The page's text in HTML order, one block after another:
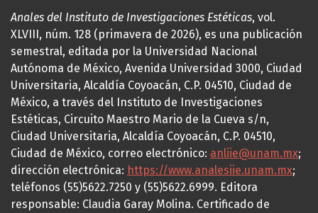
Anales del Instituto de Investigaciones Estéticas, vol.
XLVIII, núm. 128 (primavera de 2026), es una publicación
semestral, editada por la Universidad Nacional
Autónoma de México, Avenida Universidad 3000, Ciudad
Universitaria, Alcaldía Coyoacán, C.P. 04510, Ciudad de
México, a través del Instituto de Investigaciones
Estéticas, Circuito Maestro Mario de la Cueva s/n,
Ciudad Universitaria, Alcaldía Coyoacán, C.P. 04510,
Ciudad de México, correo electrónico: anliie@unam.mx;
dirección electrónica: https://www.analesiie.unam.mx;
teléfonos (55)5622.7250 y (55)5622.6999. Editora
responsable: Claudia Garay Molina. Certificado de